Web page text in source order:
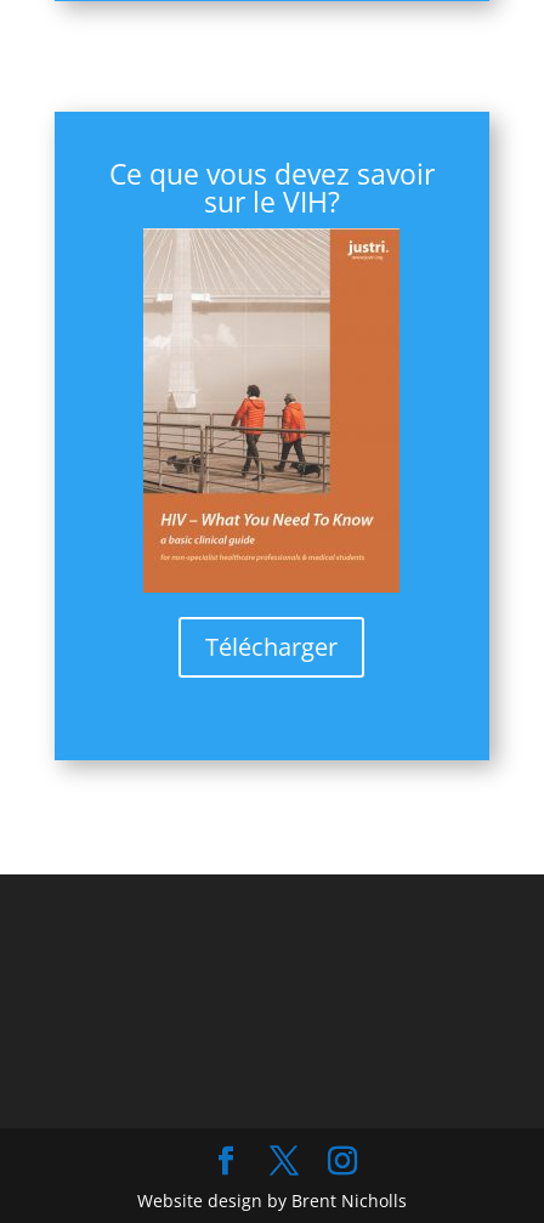
Ce que vous devez savoir
sur le VIH?
Télécharger
Website design by Brent Nicholls